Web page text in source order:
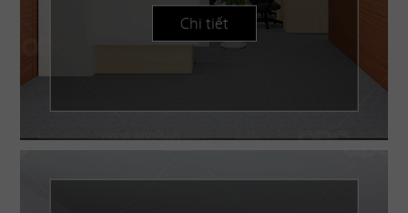
phù hợp với từng công năng sử dụng.
Chi tiết